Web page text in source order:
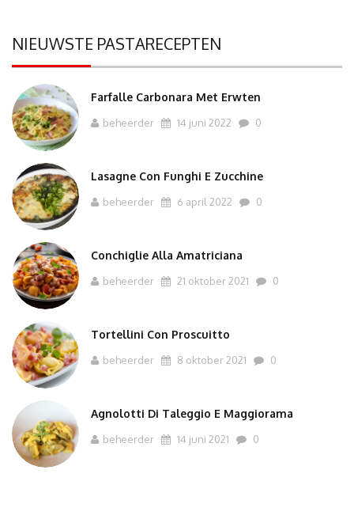
NIEUWSTE PASTARECEPTEN
Farfalle Carbonara Met Erwten
beheerder 14 juni 2022 0
Lasagne Con Funghi E Zucchine
beheerder 6 april 2022 0
Conchiglie Alla Amatriciana
beheerder 21 oktober 2021 0
Tortellini Con Proscuitto
beheerder 8 oktober 2021 0
Agnolotti Di Taleggio E Maggiorama
beheerder 14 juni 2021 0